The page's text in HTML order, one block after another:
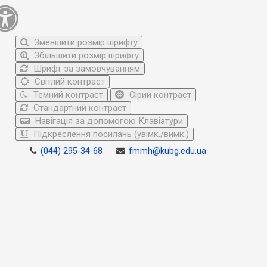
Зменшити розмір шрифту
Збільшити розмір шрифту
Шрифт за замовчуванням
Світлий контраст
Темний контраст
Сірий контраст
Стандартний контраст
Навігація за допомогою Клавіатури
Підкреслення посилань (увімк./вимк.)
(044) 295-34-68 fmmh@kubg.edu.ua